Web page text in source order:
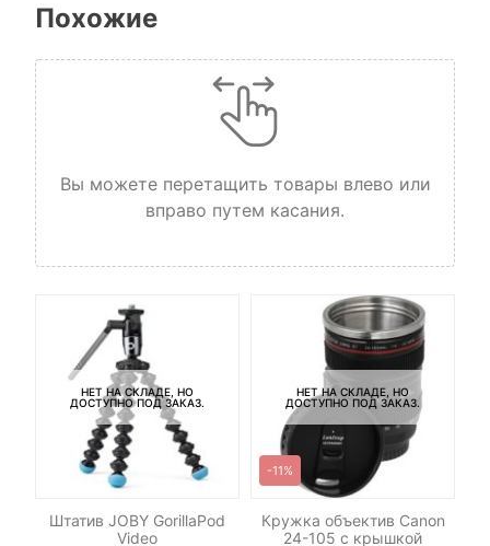
Похожие
Вы можете перетащить товары влево или
вправо путем касания.
НЕТ НА СКЛАДЕ, НО
ДОСТУПНО ПОД ЗАКАЗ.
Штатив JOBY GorillaPod
Video
НЕТ НА СКЛАДЕ, НО
ДОСТУПНО ПОД ЗАКАЗ.
-11%
Кружка объектив Canon
24-105 c крышкой